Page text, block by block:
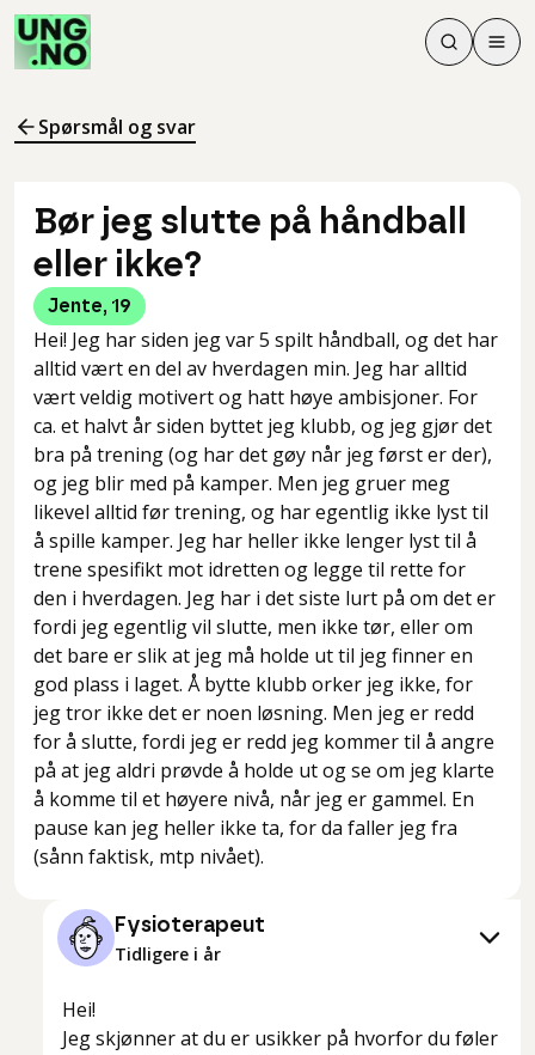
Søk
Søk
Meny
Spørsmål og svar
Bør jeg slutte på håndball
eller ikke?
Jente, 19
Hei! Jeg har siden jeg var 5 spilt håndball, og det har
alltid vært en del av hverdagen min. Jeg har alltid
vært veldig motivert og hatt høye ambisjoner. For
ca. et halvt år siden byttet jeg klubb, og jeg gjør det
bra på trening (og har det gøy når jeg først er der),
og jeg blir med på kamper. Men jeg gruer meg
likevel alltid før trening, og har egentlig ikke lyst til
å spille kamper. Jeg har heller ikke lenger lyst til å
trene spesifikt mot idretten og legge til rette for
den i hverdagen. Jeg har i det siste lurt på om det er
fordi jeg egentlig vil slutte, men ikke tør, eller om
det bare er slik at jeg må holde ut til jeg finner en
god plass i laget. Å bytte klubb orker jeg ikke, for
jeg tror ikke det er noen løsning. Men jeg er redd
for å slutte, fordi jeg er redd jeg kommer til å angre
på at jeg aldri prøvde å holde ut og se om jeg klarte
å komme til et høyere nivå, når jeg er gammel. En
pause kan jeg heller ikke ta, for da faller jeg fra
(sånn faktisk, mtp nivået).
Fysioterapeut
Tidligere i år
Hei!
Jeg skjønner at du er usikker på hvorfor du føler